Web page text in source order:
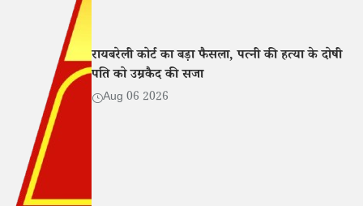
रायबरेली कोर्ट का बड़ा फैसला, पत्नी की हत्या के दोषी
पति को उम्रकैद की सजा
Aug 06 2026